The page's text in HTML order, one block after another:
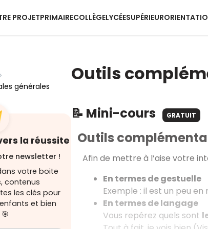
PROJETPRIMAIRECOLLÈGELYCÉESUPÉRIEUR
>
générales
la réussite
newsletter !
votre boite
contenus
les clés pour
et bien
Outils
📝 Mini-cours GRATUIT
Outils
Afin de mettre à l’aise votre
En termes de gestuelle
Exemple : il est un peu
En termes de langage
Vous repérez quels sont